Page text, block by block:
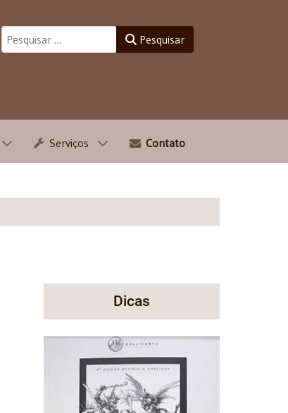
Pesquisar
Serviços Contato
Dicas